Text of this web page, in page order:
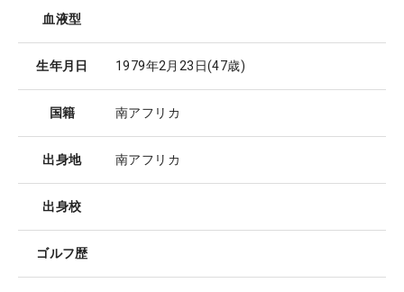
血液型
生年月日 1979年2月23日(47歳)
国籍 南アフリカ
出身地 南アフリカ
出身校
ゴルフ歴